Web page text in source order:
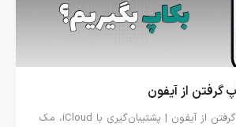
گرفتن از آیفون
آموزش کامل بکاپ گرفتن از آیفون | پشتیبان‌گیری با iCloud، مک